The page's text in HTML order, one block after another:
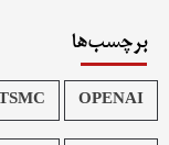
برچسب‌ها
OPENAI